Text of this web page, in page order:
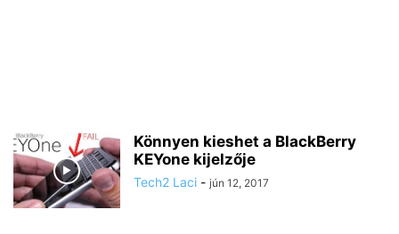
Könnyen kieshet a BlackBerry
KEYone kijelzője
Tech2 Laci - jún 12, 2017